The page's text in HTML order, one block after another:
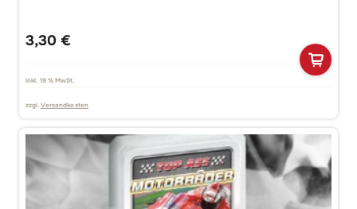
3,30 €
inkl. 19 % MwSt.
zzgl. Versandkosten